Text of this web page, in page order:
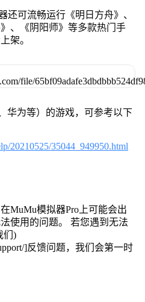
还可流畅运行《明日方舟》、
、《阴阳师》等多款热门手
架。
华为等）的游戏，可参考以下
20210525/35044_949950.html
MuMu模拟器Pro上可能会出
使用的问题。 若您遇到无法
们)
]反馈问题，我们会第一时